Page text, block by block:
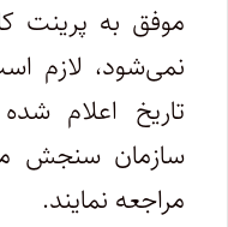
موفق به پرینت
نمی‌شود، لازم
تاریخ اعلام
سازمان سنجش
مراجعه نمایند.